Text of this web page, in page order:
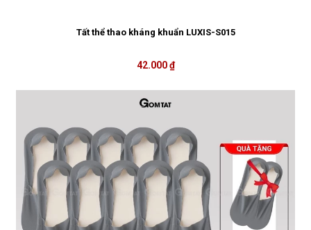
Tất thể thao kháng khuẩn LUXIS-S015
42.000 ₫